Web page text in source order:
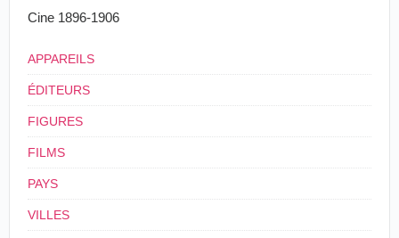
4
France
Cine 1896-1906
APPAREILS
ÉDITEURS
FIGURES
FILMS
PAYS
VILLES